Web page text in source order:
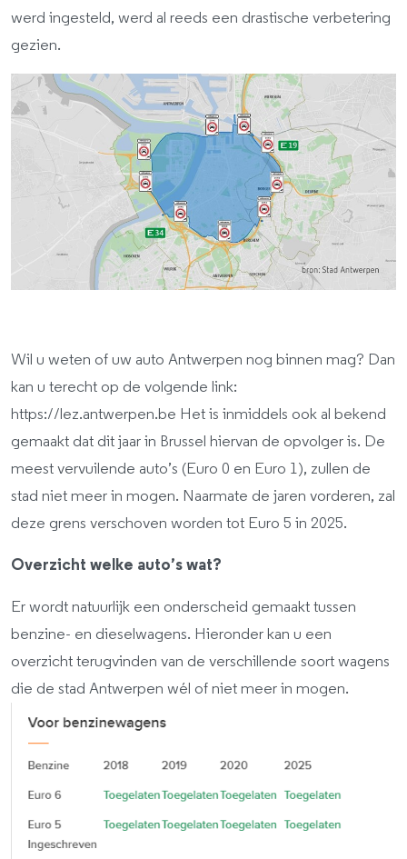
werd ingesteld, werd al reeds een drastische verbetering
gezien.
Wil u weten of uw auto Antwerpen nog binnen mag? Dan
kan u terecht op de volgende link:
https://lez.antwerpen.be Het is inmiddels ook al bekend
gemaakt dat dit jaar in Brussel hiervan de opvolger is. De
meest vervuilende auto’s (Euro 0 en Euro 1), zullen de
stad niet meer in mogen. Naarmate de jaren vorderen, zal
deze grens verschoven worden tot Euro 5 in 2025.
Overzicht welke auto’s wat?
Er wordt natuurlijk een onderscheid gemaakt tussen
benzine- en dieselwagens. Hieronder kan u een
overzicht terugvinden van de verschillende soort wagens
die de stad Antwerpen wél of niet meer in mogen.